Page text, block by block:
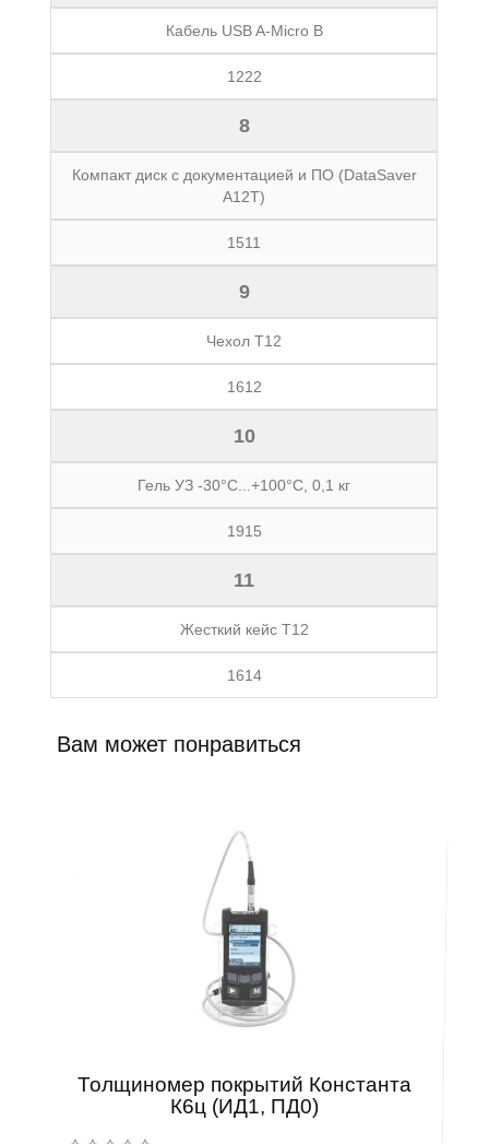
Кабель USB A-Micro B
1222
8
Компакт диск с документацией и ПО (DataSaver
A12T)
1511
9
Чехол Т12
1612
10
Гель УЗ -30°C...+100°C, 0,1 кг
1915
11
Жесткий кейс Т12
1614
Вам может понравиться
Толщиномер покрытий Константа
К6ц (ИД1, ПД0)